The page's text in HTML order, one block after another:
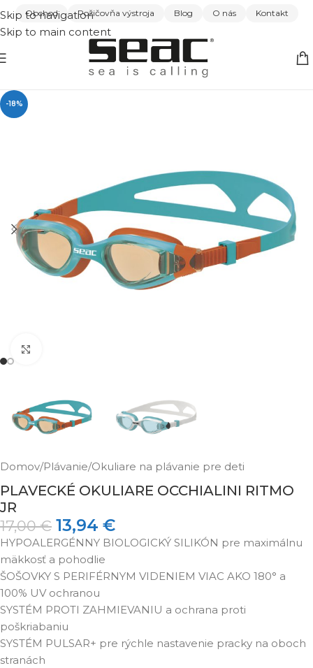
Skip to navigation
Skip to main content
Obchod Požičovňa výstroja Blog O nás Kontakt
-18%
Domov/Plávanie/Okuliare na plávanie pre deti
PLAVECKÉ OKULIARE OCCHIALINI RITMO
JR
17,00€ 13,94 €
HYPOALERGÉNNY BIOLOGICKÝ SILIKÓN pre maximálnu
mäkkosť a pohodlie
ŠOŠOVKY S PERIFÉRNYM VIDENIEM VIAC AKO 180° a
100% UV ochranou
SYSTÉM PROTI ZAHMIEVANIU a ochrana proti
poškriabaniu
SYSTÉM PULSAR+ pre rýchle nastavenie pracky na oboch
stranách